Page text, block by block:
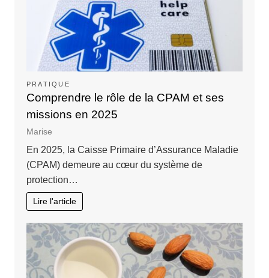
PRATIQUE
Comprendre le rôle de la CPAM et ses
missions en 2025
Marise
En 2025, la Caisse Primaire d’Assurance Maladie
(CPAM) demeure au cœur du système de
protection…
Lire l'article